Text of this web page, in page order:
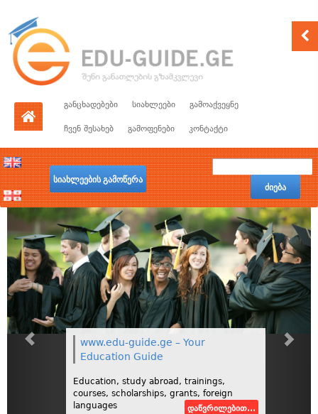
განცხადებები სიახლეები გამოაქვეყნე
ჩვენ შესახებ გამოფენები კონტაქტი
სიახლეების გამოწერა
ძიება
www.edu-guide.ge – Your
Education Guide
Education, study abroad, trainings,
courses, scholarships, grants, foreign
languages
დაწვრილებით...